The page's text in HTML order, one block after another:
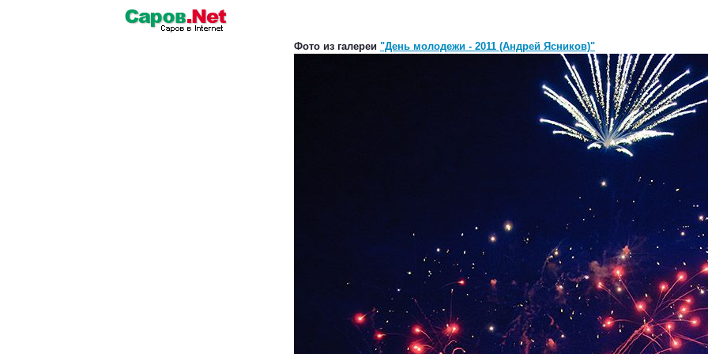
Фото из галереи "День молодежи - 2011 (Андрей Ясников)"